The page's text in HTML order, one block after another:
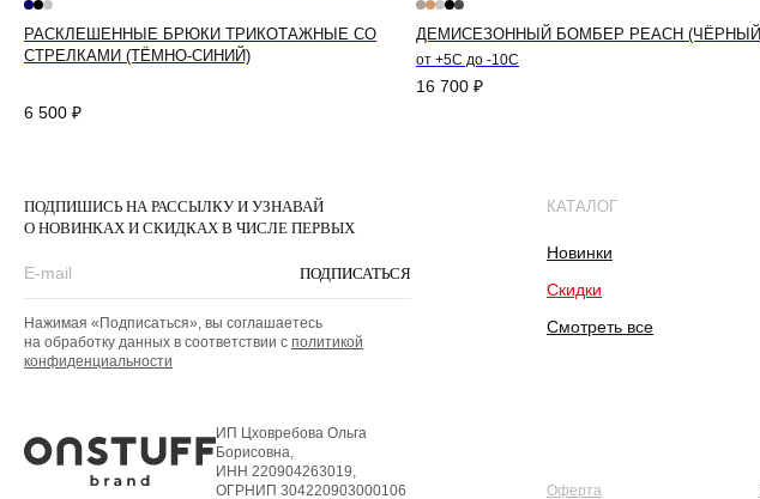
РАСКЛЕШЕННЫЕ БРЮКИ ТРИКОТАЖНЫЕ СО
СТРЕЛКАМИ (ТЁМНО-СИНИЙ)
6 500 ₽
ДЕМИСЕЗОННЫЙ БОМБЕР PEACH
от +5С до -10C
16 700 ₽
ПОДПИШИСЬ НА РАССЫЛКУ И УЗНАВАЙ
О НОВИНКАХ И СКИДКАХ В ЧИСЛЕ ПЕРВЫХ
ПОДПИСАТЬСЯ
Нажимая «Подписаться», вы соглашаетесь
на обработку данных в соответствии с политикой
конфиденциальности
КАТАЛОГ
Новинки
Скидки
Смотреть все
ИП Цховребова Ольга
Борисовна,
ИНН 220904263019,
ОГРНИП 304220903000106
Оферта